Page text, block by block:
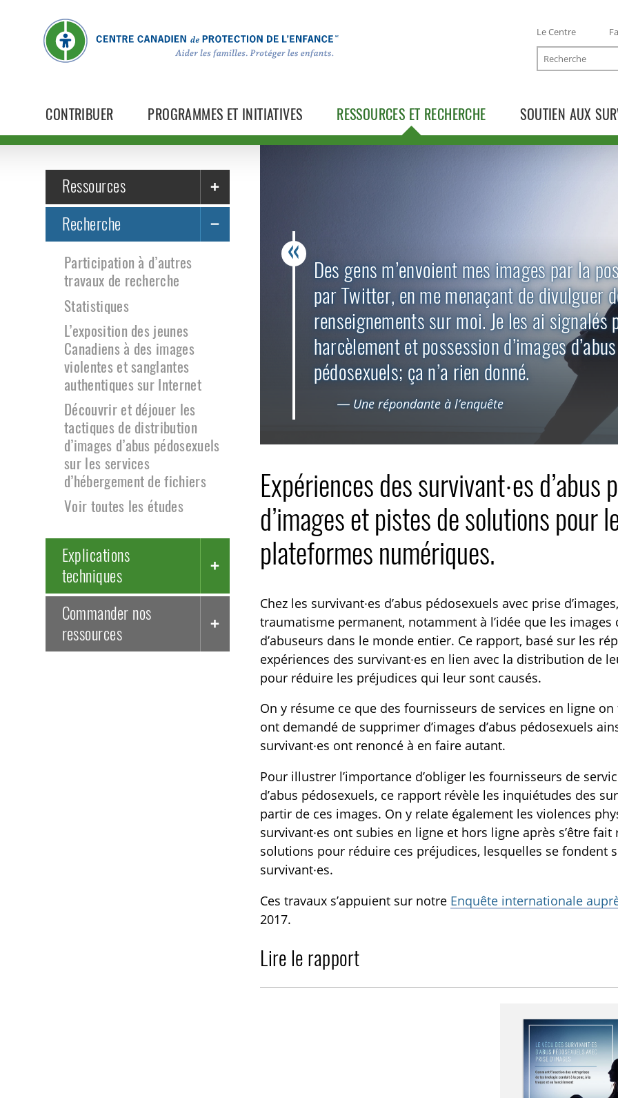
CONTRIBUER PROGRAMMES ET INITIATIVES RESSOURCES ET RECHERCHE SOUTIEN AUX
Le Centre
Recherche
Ressources
Recherche
Participation à d’autres
travaux de recherche
Statistiques
L’exposition des jeunes
Canadiens à des images
violentes et sanglantes
authentiques sur Internet
Découvrir et déjouer les
tactiques de distribution
d’images d’abus pédosexuels
sur les services
d’hébergement de fichiers
Voir toutes les études
Explications
techniques
Commander nos
ressources
TOGGLE COMMANDER NOS RESSOURCES SUBLIST
Des gens m’envoient mes images par la
par Twitter, en me menaçant de divulguer
renseignements sur moi. Je les ai signalés
harcèlement et possession d’images d’abus
pédosexuels; ça n’a rien donné.
— Une répondante à l’enquête
Expériences des survivant·es d’abus
d’images et pistes de solutions pour
plateformes numériques.
Chez les survivant·es d’abus pédosexuels avec prise
traumatisme permanent, notamment à l’idée que les
d’abuseurs dans le monde entier. Ce rapport, basé sur les
expériences des survivant·es en lien avec la distribution de
pour réduire les préjudices qui leur sont causés.
On y résume ce que des fournisseurs de services en ligne
ont demandé de supprimer d’images d’abus pédosexuels
survivant·es ont renoncé à en faire autant.
Pour illustrer l’importance d’obliger les fournisseurs de
d’abus pédosexuels, ce rapport révèle les inquiétudes des
partir de ces images. On y relate également les violences
survivant·es ont subies en ligne et hors ligne après s’être
solutions pour réduire ces préjudices, lesquelles se fondent
survivant·es.
Ces travaux s’appuient sur notre Enquête internationale
2017.
Lire le rapport